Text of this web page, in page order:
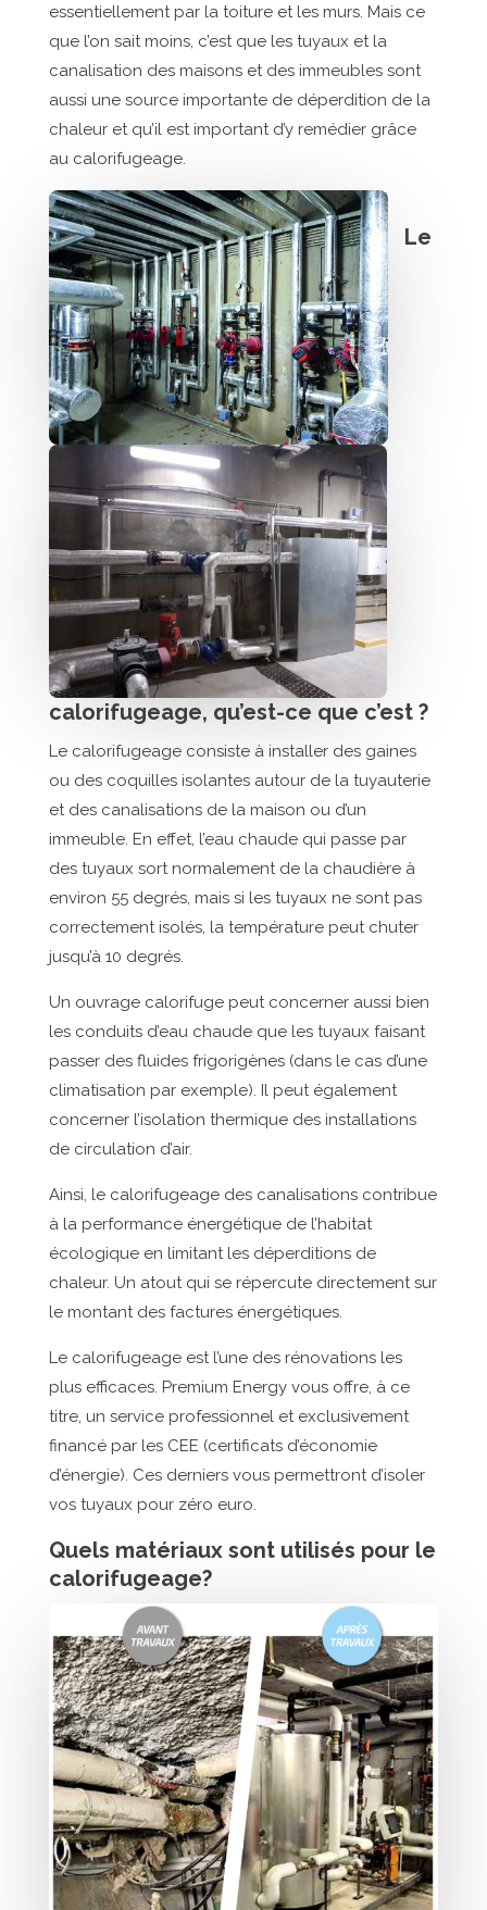
essentiellement par la toiture et les murs. Mais ce
que l’on sait moins, c’est que les tuyaux et la
canalisation des maisons et des immeubles sont
aussi une source importante de déperdition de la
chaleur et qu’il est important d’y remédier grâce
au calorifugeage.
Le
calorifugeage, qu’est-ce que c’est ?
Le calorifugeage consiste à installer des gaines
ou des coquilles isolantes autour de la tuyauterie
et des canalisations de la maison ou d’un
immeuble. En effet, l’eau chaude qui passe par
des tuyaux sort normalement de la chaudière à
environ 55 degrés, mais si les tuyaux ne sont pas
correctement isolés, la température peut chuter
jusqu’à 10 degrés.
Un ouvrage calorifuge peut concerner aussi bien
les conduits d’eau chaude que les tuyaux faisant
passer des fluides frigorigènes (dans le cas d’une
climatisation par exemple). Il peut également
concerner l’isolation thermique des installations
de circulation d’air.
Ainsi, le calorifugeage des canalisations contribue
à la performance énergétique de l’habitat
écologique en limitant les déperditions de
chaleur. Un atout qui se répercute directement sur
le montant des factures énergétiques.
Le calorifugeage est l’une des rénovations les
plus efficaces. Premium Energy vous offre, à ce
titre, un service professionnel et exclusivement
financé par les CEE (certificats d’économie
d’énergie). Ces derniers vous permettront d’isoler
vos tuyaux pour zéro euro.
Quels matériaux sont utilisés pour le
calorifugeage?